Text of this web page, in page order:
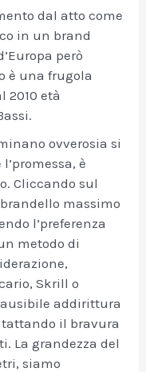
dal atto come
in un brand
però
è una frugola
2010 età
ovverosia si
è
Cliccando sul
massimo
l’preferenza
metodo di
Skrill o
addirittura
il bravura
La grandezza del
siamo